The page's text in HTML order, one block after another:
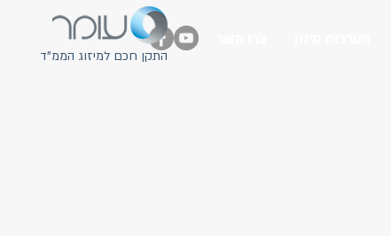
התקן חכם למיזוג הממ"ד